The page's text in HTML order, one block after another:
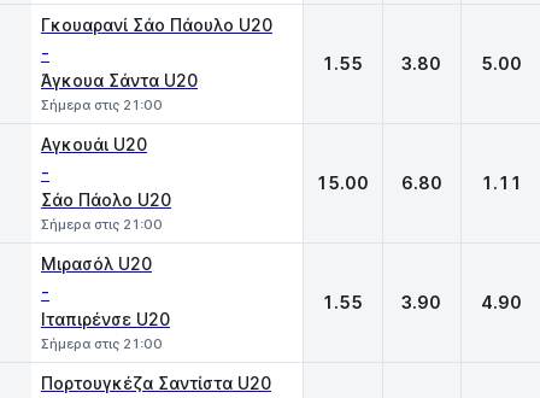
Γκουαρανί Σάο Πάουλο U20
-
Άγκουα Σάντα U20
Σήμερα στις 21:00
1.55 3.80 5.00
Αγκουάι U20
-
Σάο Πάολο U20
Σήμερα στις 21:00
15.00 6.80 1.11
Μιρασόλ U20
-
Ιταπιρένσε U20
Σήμερα στις 21:00
1.55 3.90 4.90
Πορτουγκέζα Σαντίστα U20